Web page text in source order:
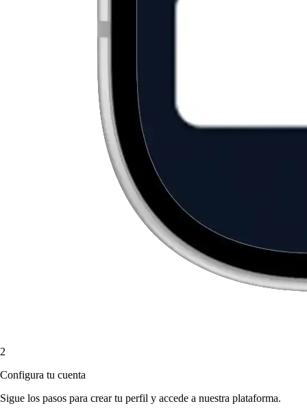
2
Configura tu cuenta
Sigue los pasos para crear tu perfil y accede a nuestra plataforma.